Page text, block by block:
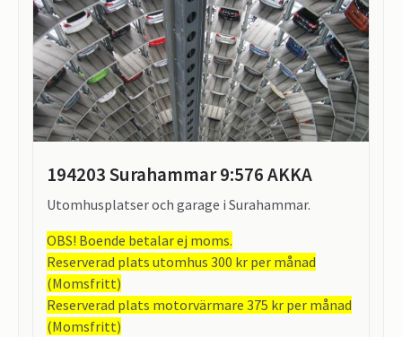
194203 Surahammar 9:576 AKKA
Utomhusplatser och garage i Surahammar.
OBS! Boende betalar ej moms.
Reserverad plats utomhus 300 kr per månad
(Momsfritt)
Reserverad plats motorvärmare 375 kr per månad
(Momsfritt)